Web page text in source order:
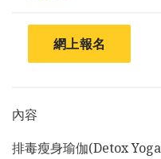
網上報名
內容
排毒瘦身瑜伽(Detox